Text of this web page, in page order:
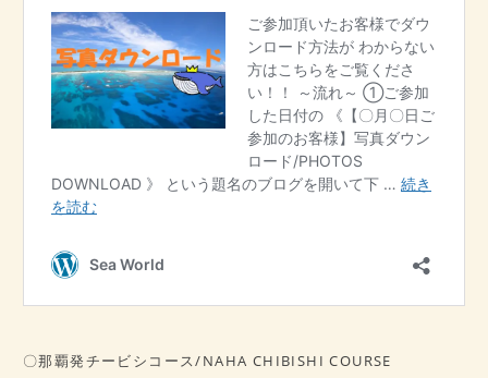
〇那覇発チービシコース/NAHA CHIBISHI COURSE